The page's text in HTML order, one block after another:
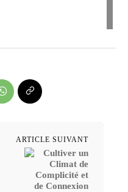
ARTICLE SUIVANT